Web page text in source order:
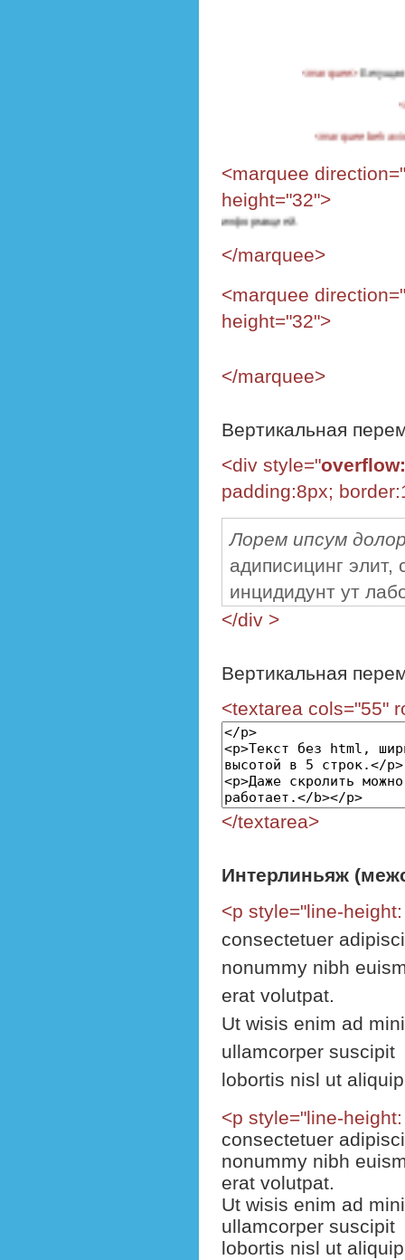
Бегущая влево
<marquee
<marquee
height="32">
Скролящийся вверх
текст с полезной
информацией.
</marquee>
<marquee
height="32">
Скролящийся вниз
</marquee>
Вертикальная
<div style="
padding:8px;
Лорем ипсум
адиписицинг
инцидидунт ут
аликуа. Ут эним ад
ниси ут аликуип
Дьюс ауте ируре
ин волуптате
фугиат нулла
оккаекат
кульпа куй
ид эст лаборум.
</div >
Вертикальная
<textarea cols="55"
</textarea>
Интерлиньяж
<p style="line-
consectetuer
nonummy nibh
erat volutpat.
Ut wisis enim ad
ullamcorper suscipit
lobortis nisl ut
<p style="line-
consectetuer
nonummy nibh
erat volutpat.
Ut wisis enim ad
ullamcorper suscipit
lobortis nisl ut